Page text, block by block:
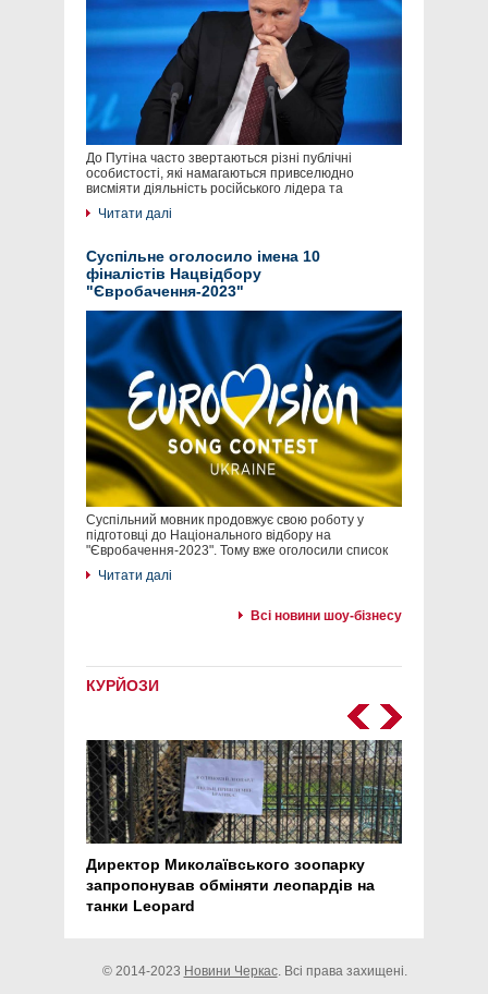
До Путіна часто звертаються різні публічні
особистості, які намагаються привселюдно
висміяти діяльність російського лідера та
Читати далі
Суспільне оголосило імена 10
фіналістів Нацвідбору
"Євробачення-2023"
Суспільний мовник продовжує свою роботу у
підготовці до Національного відбору на
"Євробачення-2023". Тому вже оголосили список
Читати далі
Всі новини шоу-бізнесу
КУРЙОЗИ
Директор Миколаївського зоопарку
запропонував обміняти леопардів на
танки Leopard
© 2014-2023 Новини Черкас. Всі права захищені.